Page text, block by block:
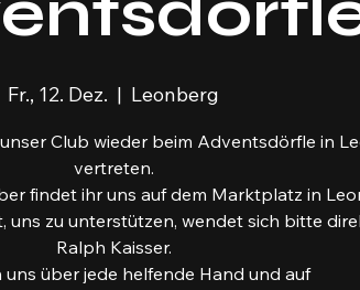
Fr., 12. Dez.
  |
Leonberg
Club wieder beim Adventsdörfle in
vertreten.
findet ihr uns auf dem Marktplatz in
uns zu unterstützen, wendet sich bitte
Ralph Kaisser.
uns über jede helfende Hand und auf